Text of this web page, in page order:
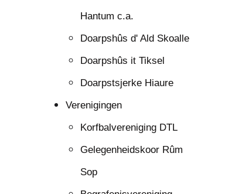
Hantum c.a.
Doarpshûs d' Ald Skoalle
Doarpshûs it Tiksel
Doarpstsjerke Hiaure
Verenigingen
Korfbalvereniging DTL
Gelegenheidskoor Rûm
Sop